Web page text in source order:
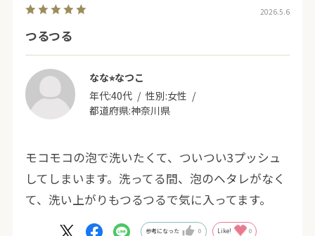
2026.5.6
つるつる
なな⭐︎なつこ
年代:40代 性別:女性
都道府県:神奈川県
モコモコの泡で洗いたくて、ついつい3プッシュ
してしまいます。洗ってる間、泡のヘタレがなく
て、洗い上がりもつるつるで気に入ってます。
参考になった 0 Like! 0